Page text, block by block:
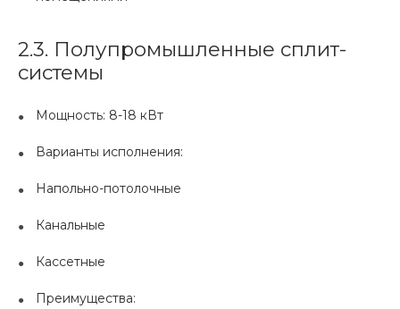
2.3. Полупромышленные сплит-
системы
Мощность: 8-18 кВт
Варианты исполнения:
Напольно-потолочные
Канальные
Кассетные
Преимущества: